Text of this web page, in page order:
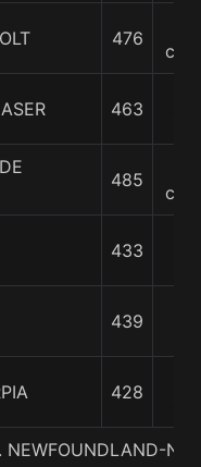
476
463
485
433
439
428
NEWFOUNDLAND-